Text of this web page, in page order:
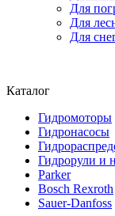
Для
Для
Для
Каталог
Гидромоторы
Гидронасосы
Гидрорули и
Parker
Bosch Rexroth
Sauer-Danfoss